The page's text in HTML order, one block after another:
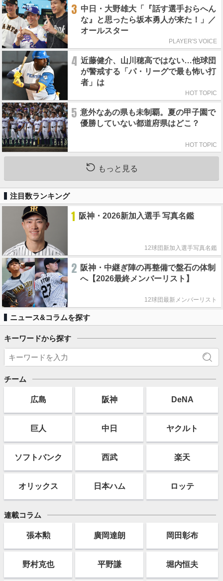
3 中日・大野雄大「『話す選手おらへん
な』と思ったら坂本勇人が来た！」／
オールスター
PLAYER'S VOICE
4 近藤健介、山川穂高ではない…他球団
が警戒する「パ・リーグで最も怖い打
者」は
HOT TOPIC
5 意外なあの県も未制覇。夏の甲子園で
優勝していない都道府県はどこ？
HOT TOPIC
もっと見る
注目数ランキング
1 阪神・2026新加入選手 写真名鑑
12球団新加入選手写真名鑑
2 阪神・中継ぎ陣の再整備で盤石の体制
へ【2026最終メンバーリスト】
12球団最新メンバーリスト
ニュース&コラムを探す
キーワードから探す
チーム
広島 阪神 DeNA
巨人 中日 ヤクルト
ソフトバンク 西武 楽天
オリックス 日本ハム ロッテ
連載コラム
張本勲 廣岡達朗 岡田彰布
野村克也 平野謙 堀内恒夫